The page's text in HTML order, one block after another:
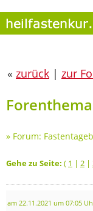
« zurück | zur
» Forum:
Gehe zu Seite: ( 1 | 2 |
am 22.11.2021 um 07:05